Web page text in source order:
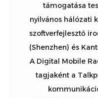
támogatása
nyilvános hálózati
szoftverfejlesztő
(Shenzhen) és
A Digital Mobile
tagjaként a